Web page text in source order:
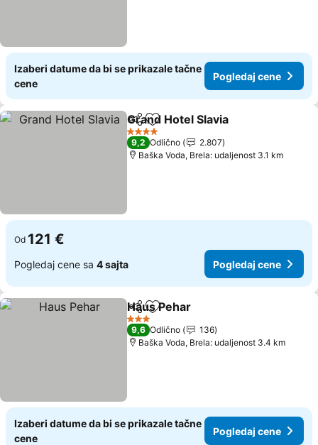
Izaberi datume da bi se prikazale tačne
cene
Pogledaj cene
Deli Dodati u favorite
Grand Hotel Slavia
4 Zvezdice
9,2 Odlično
2.807
Baška Voda, Brela: udaljenost 3.1 km
Od 121 €
Pogledaj cene sa 4 sajta Pogledaj cene
Deli Dodati u favorite
Haus Pehar
3 Zvezdice
9,6 Odlično
136
Baška Voda, Brela: udaljenost 3.4 km
Izaberi datume da bi se prikazale tačne
cene
Pogledaj cene